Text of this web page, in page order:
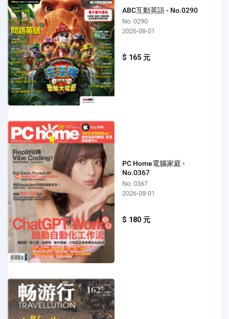
ABC互動英語 - No.0290
No. 0290
2026-08-01
$ 165 元
PC Home電腦家庭 -
No.0367
No. 0367
2026-08-01
$ 180 元